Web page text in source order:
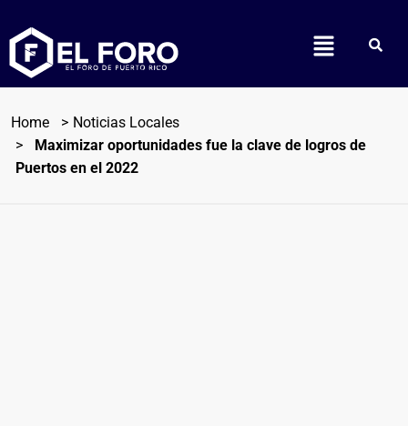
Home
Noticias Locales
Maximizar oportunidades fue la clave de logros de
Puertos en el 2022